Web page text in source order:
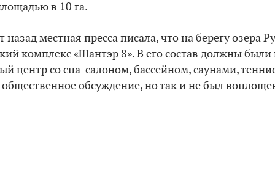
в 10 га.
назад местная пресса писала, что на берегу озера
комплекс «Шантэр 8». В его состав должны
центр со спа-салоном, бассейном, саунами,
обсуждение, но так и не был